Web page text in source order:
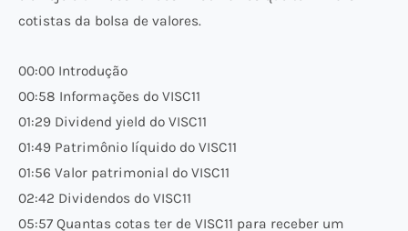
cotistas da bolsa de valores.
00:00 Introdução
00:58 Informações do VISC11
01:29 Dividend yield do VISC11
01:49 Patrimônio líquido do VISC11
01:56 Valor patrimonial do VISC11
02:42 Dividendos do VISC11
05:57 Quantas cotas ter de VISC11 para receber um